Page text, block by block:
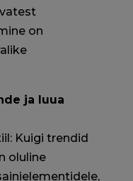
on
ja luua
Kuigi trendid
oluline